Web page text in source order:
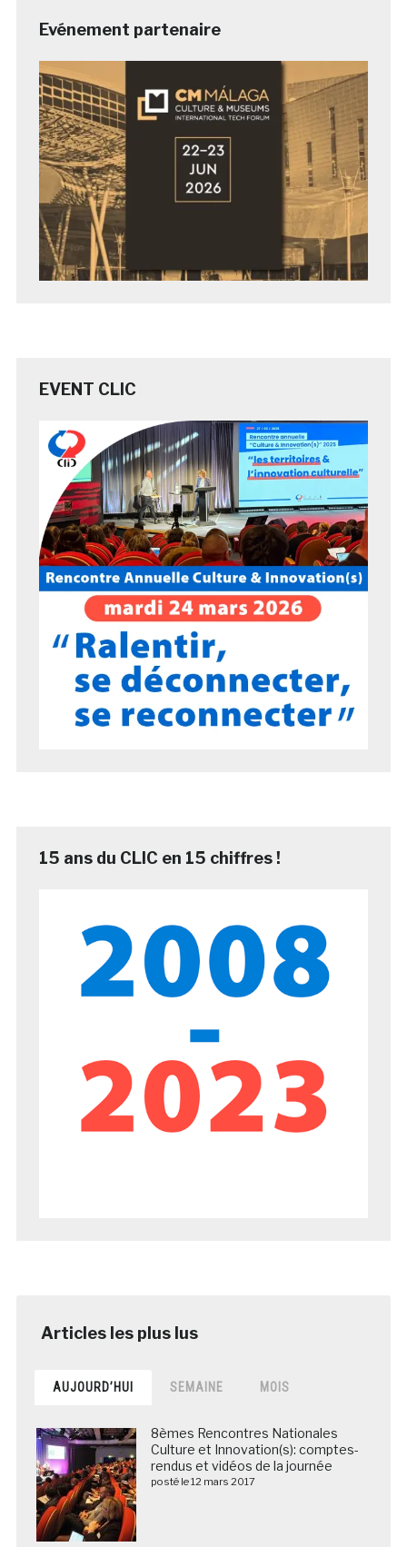
Evénement partenaire
EVENT CLIC
15 ans du CLIC en 15 chiffres !
AUJOURD’HUI SEMAINE MOIS
8èmes Rencontres Nationales
Culture et Innovation(s): comptes-
rendus et vidéos de la journée
posté le 12 mars 2017